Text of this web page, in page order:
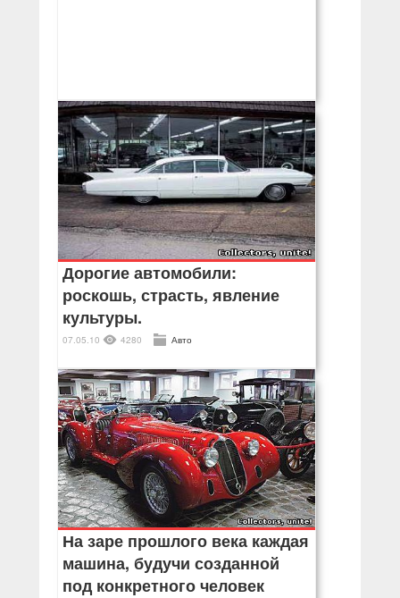
Дорогие автомобили:
роскошь, страсть, явление
культуры.
07.05.10 4280 Авто
На заре прошлого века каждая
машина, будучи созданной
под конкретного человек